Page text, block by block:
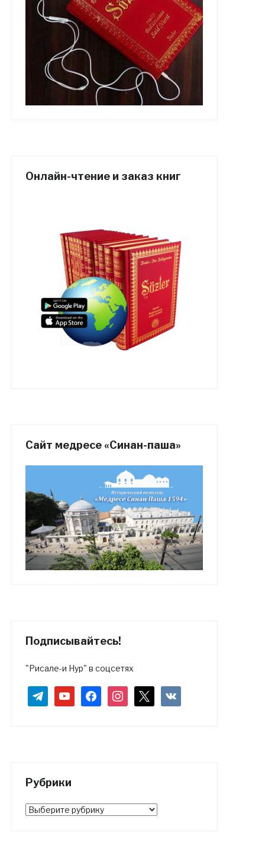
Онлайн-чтение и заказ книг
Сайт медресе «Синан-паша»
Подписывайтесь!
"Рисале-и Нур" в соцсетях
telegramyoutubefacebookinstagram vkontakte
Рубрики
Рубрики